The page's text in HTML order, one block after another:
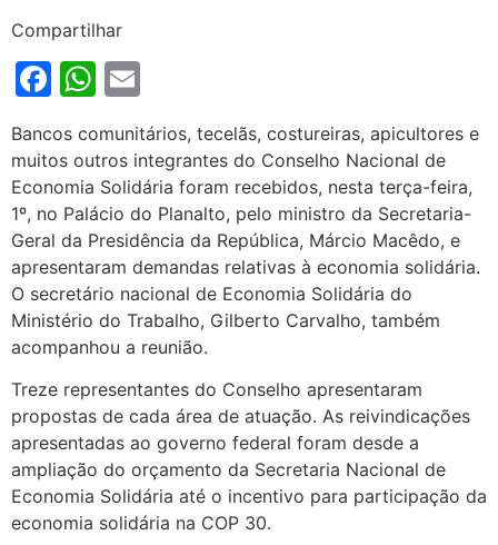
Compartilhar
Facebook
WhatsApp
Bancos comunitários, tecelãs, costureiras, apicultores e
muitos outros integrantes do Conselho Nacional de
Economia Solidária foram recebidos, nesta terça-feira,
1º, no Palácio do Planalto, pelo ministro da Secretaria-
Geral da Presidência da República, Márcio Macêdo, e
apresentaram demandas relativas à economia solidária.
O secretário nacional de Economia Solidária do
Ministério do Trabalho, Gilberto Carvalho, também
acompanhou a reunião.
Treze representantes do Conselho apresentaram
propostas de cada área de atuação. As reivindicações
apresentadas ao governo federal foram desde a
ampliação do orçamento da Secretaria Nacional de
Economia Solidária até o incentivo para participação da
economia solidária na COP 30.